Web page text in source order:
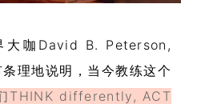
大咖David B. Peterson,
理地说明，当今教练这个
THINK differently, ACT